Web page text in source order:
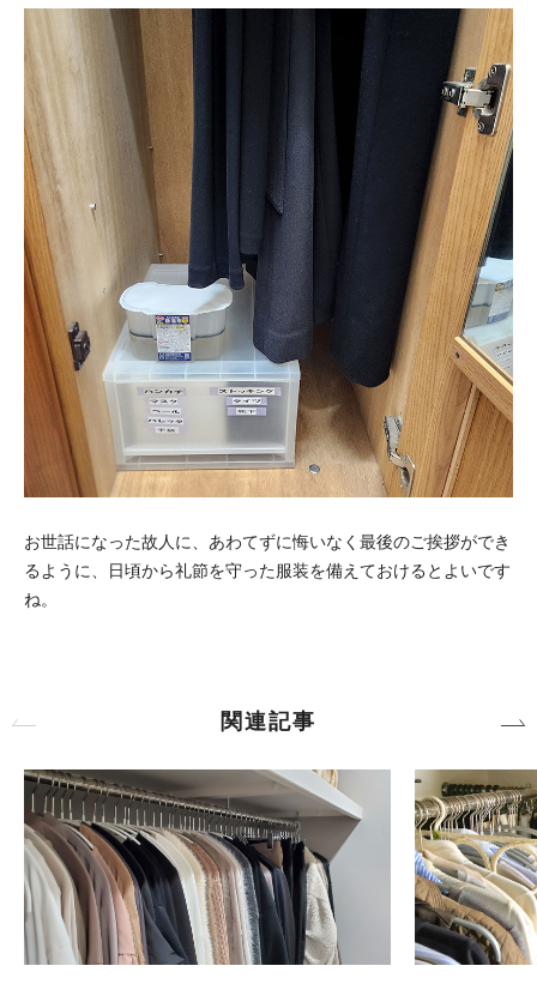
お世話になった故人に、あわてずに悔いなく最後のご挨拶ができ
るように、日頃から礼節を守った服装を備えておけるとよいです
ね。
関連記事